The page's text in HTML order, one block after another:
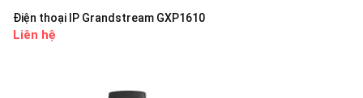
Điện thoại IP Grandstream GXP1610
Liên hệ